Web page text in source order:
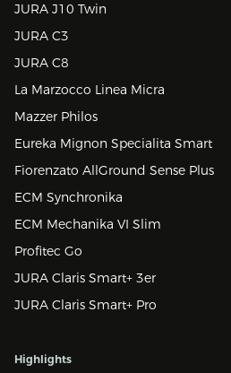
JURA J10 Twin
JURA C3
JURA C8
La Marzocco Linea Micra
Mazzer Philos
Eureka Mignon Specialita Smart
Fiorenzato AllGround Sense Plus
ECM Synchronika
ECM Mechanika VI Slim
Profitec Go
JURA Claris Smart+ 3er
JURA Claris Smart+ Pro
Highlights